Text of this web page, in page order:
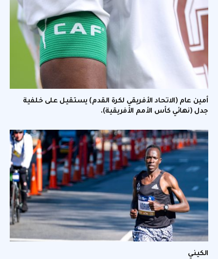
أمين عام (الاتحاد الأفريقي لكرة القدم) يستقيل على خلفية
جدل (نهائي كأس الأمم الأفريقية).
الكيني